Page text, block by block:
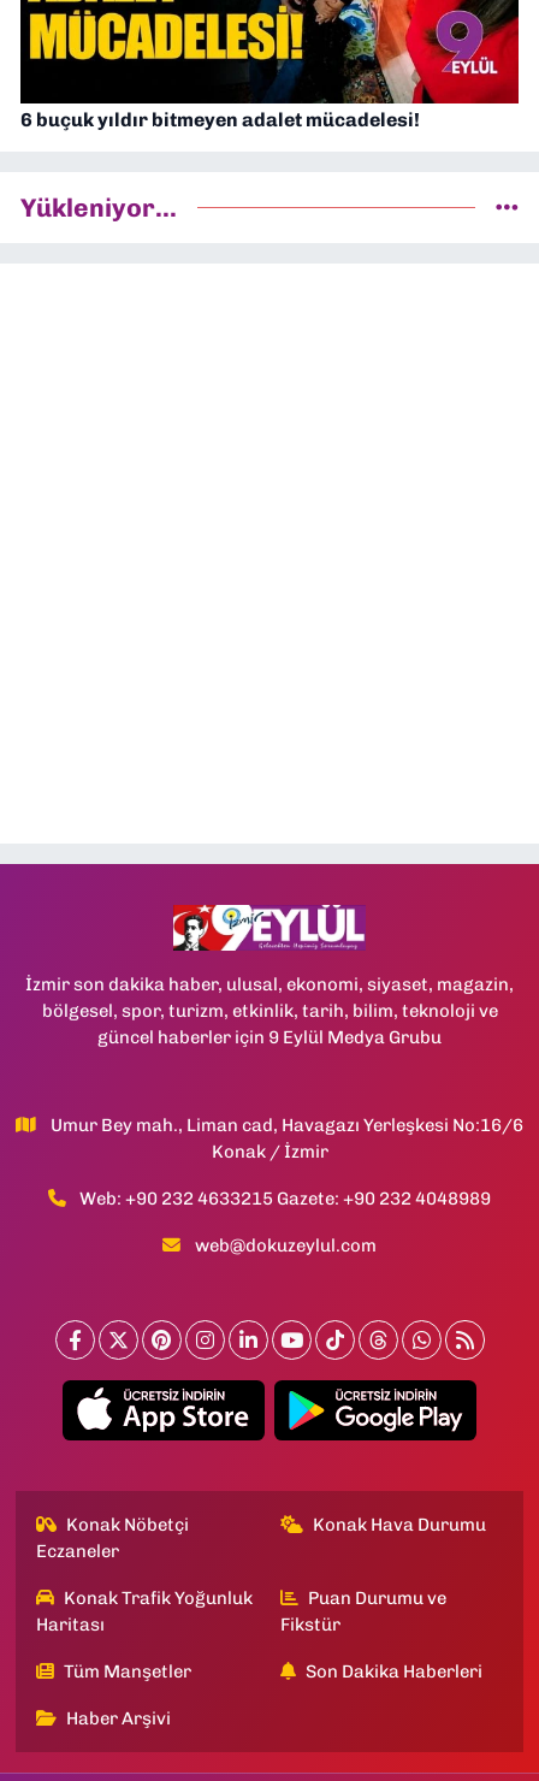
6 buçuk yıldır bitmeyen adalet mücadelesi!
Yükleniyor...
İzmir son dakika haber, ulusal, ekonomi, siyaset, magazin,
bölgesel, spor, turizm, etkinlik, tarih, bilim, teknoloji ve
güncel haberler için 9 Eylül Medya Grubu
Umur Bey mah., Liman cad, Havagazı Yerleşkesi No:16/6
Konak / İzmir
Web: +90 232 4633215 Gazete: +90 232 4048989
web@dokuzeylul.com
Konak Nöbetçi
Eczaneler
Konak Hava Durumu
Konak Trafik Yoğunluk
Haritası
Puan Durumu ve
Fikstür
Tüm Manşetler Son Dakika Haberleri
Haber Arşivi